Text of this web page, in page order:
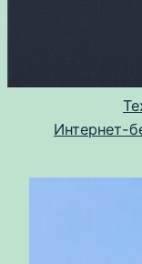
Интернет-